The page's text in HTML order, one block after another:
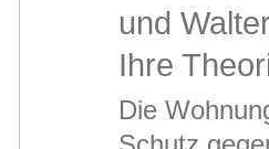
und
Ihre
Die